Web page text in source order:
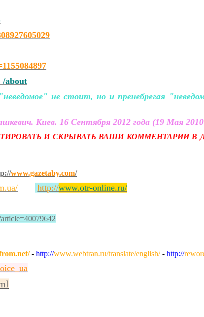
/about
не стоит, но и пренебрегая
Киев. 16 Сентября 2012 года (19 Мая 2010
И СКРЫВАТЬ ВАШИ КОММЕНТАРИИ В
www.gazetaby.com/
http://www.otr-online.ru/
- http://www.webtran.ru/translate/english/- http://